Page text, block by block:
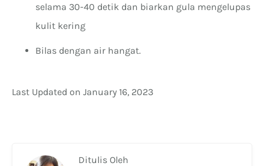
selama 30-40 detik dan biarkan gula mengelupas
kulit kering
Bilas dengan air hangat.
Last Updated on January 16, 2023
Ditulis Oleh